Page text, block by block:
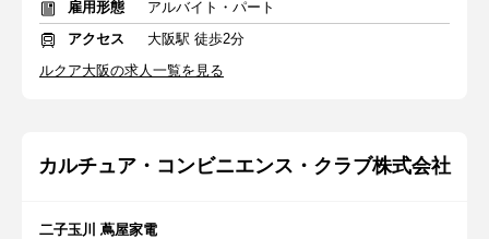
雇用形態
アルバイト・パート
アクセス
大阪駅 徒歩2分
ルクア大阪の求人一覧を見る
カルチュア・コンビニエンス・クラブ株式会社
二子玉川 蔦屋家電